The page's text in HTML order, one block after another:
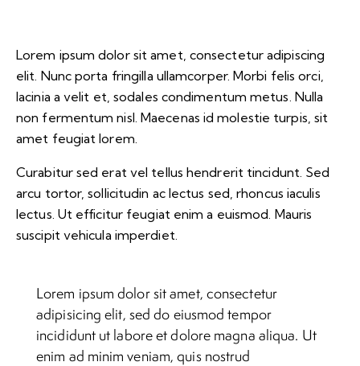
Lorem ipsum dolor sit amet, consectetur adipiscing
elit. Nunc porta fringilla ullamcorper. Morbi felis orci,
lacinia a velit et, sodales condimentum metus. Nulla
non fermentum nisl. Maecenas id molestie turpis, sit
amet feugiat lorem.
Curabitur sed erat vel tellus hendrerit tincidunt. Sed
arcu tortor, sollicitudin ac lectus sed, rhoncus iaculis
lectus. Ut efficitur feugiat enim a euismod. Mauris
suscipit vehicula imperdiet.
Lorem ipsum dolor sit amet, consectetur
adipisicing elit, sed do eiusmod tempor
incididunt ut labore et dolore magna aliqua. Ut
enim ad minim veniam, quis nostrud